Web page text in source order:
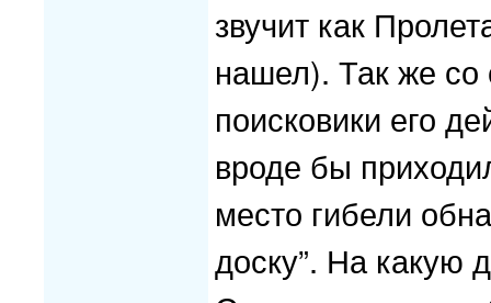
звучит как
нашел). Так же со
поисковики его
вроде бы
место гибели
доску”. На какую